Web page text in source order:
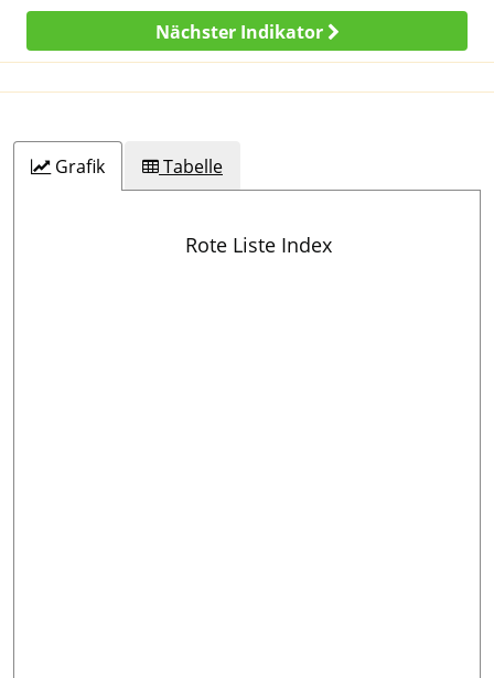
Nächster Indikator
Grafik Tabelle
Rote Liste Index